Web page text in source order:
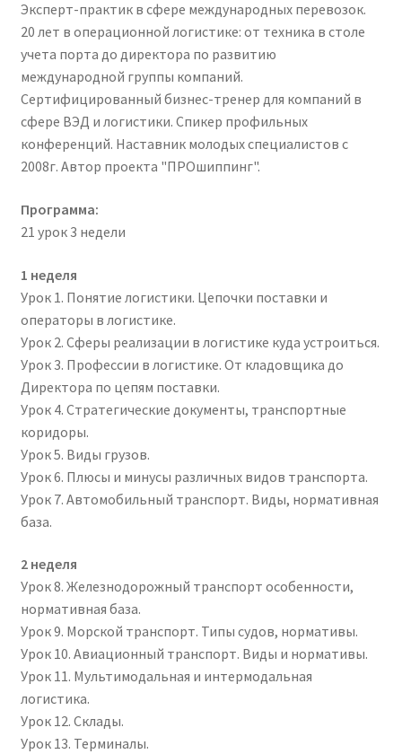
Эксперт-практик в сфере международных перевозок.
20 лет в операционной логистике: от техника в столе
учета порта до директора по развитию
международной группы компаний.
Сертифицированный бизнес-тренер для компаний в
сфере ВЭД и логистики. Спикер профильных
конференций. Наставник молодых специалистов с
2008г. Автор проекта "ПРОшиппинг".
Программа:
21 урок 3 недели
1 неделя
Урок 1. Понятие логистики. Цепочки поставки и
операторы в логистике.
Урок 2. Сферы реализации в логистике куда устроиться.
Урок 3. Профессии в логистике. От кладовщика до
Директора по цепям поставки.
Урок 4. Стратегические документы, транспортные
коридоры.
Урок 5. Виды грузов.
Урок 6. Плюсы и минусы различных видов транспорта.
Урок 7. Автомобильный транспорт. Виды, нормативная
база.
2 неделя
Урок 8. Железнодорожный транспорт особенности,
нормативная база.
Урок 9. Морской транспорт. Типы судов, нормативы.
Урок 10. Авиационный транспорт. Виды и нормативы.
Урок 11. Мультимодальная и интермодальная
логистика.
Урок 12. Склады.
Урок 13. Терминалы.